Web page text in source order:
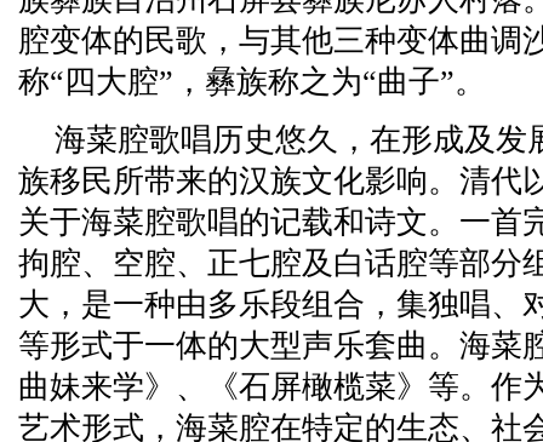
腔变体的民歌，与其他三种变体曲调
称“四大腔”，彝族称之为“曲子”。
海菜腔歌唱历史悠久，在形成及发
族移民所带来的汉族文化影响。清代
关于海菜腔歌唱的记载和诗文。一首
拘腔、空腔、正七腔及白话腔等部分
大，是一种由多乐段组合，集独唱、
等形式于一体的大型声乐套曲。海菜
曲妹来学》、《石屏橄榄菜》等。作
艺术形式，海菜腔在特定的生态、社